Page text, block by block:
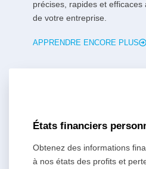
précises, rapides et
de votre entreprise.
APPRENDRE ENCORE PLUS
États financiers
Obtenez des informations
à nos états des profits et